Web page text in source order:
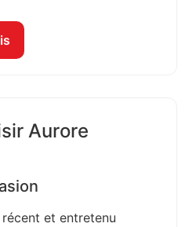
Aurore
et entretenu